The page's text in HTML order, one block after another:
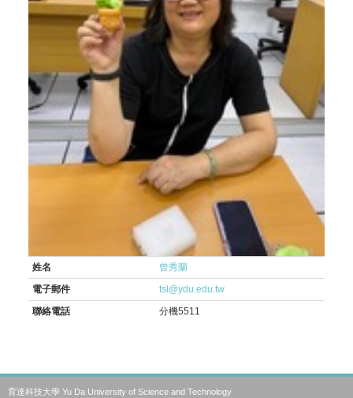
姓名
曾秀蘭
電子郵件
tsl@ydu.edu.tw
聯絡電話
分機5511
育達科技大學 Yu Da University of Science and Technology